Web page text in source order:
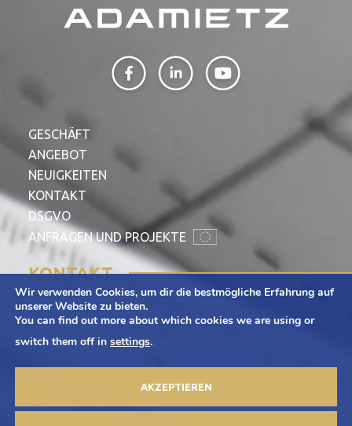
GESCHÄFT
ANGEBOT
NEUIGKEITEN
KONTAKT
DSGVO
ANFRAGEN UND PROJEKTE
KONTAKT
Adamietz S.A.
ul. Braci Prankel 1
47-100 Strzelce Opolskie
+48 77 463 00 65
Wir verwenden Cookies, um dir die bestmögliche Erfahrung auf
unserer Website zu bieten.
You can find out more about which cookies we are using or
switch them off in settings.
AKZEPTIEREN